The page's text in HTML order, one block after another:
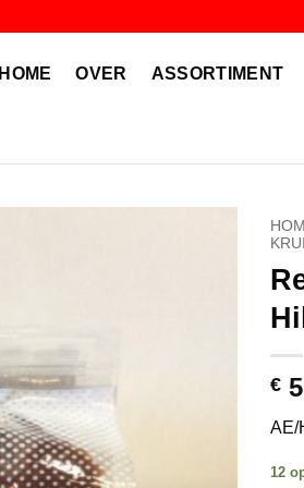
HOME OVER ASSORTIMENT
€
AE/
12